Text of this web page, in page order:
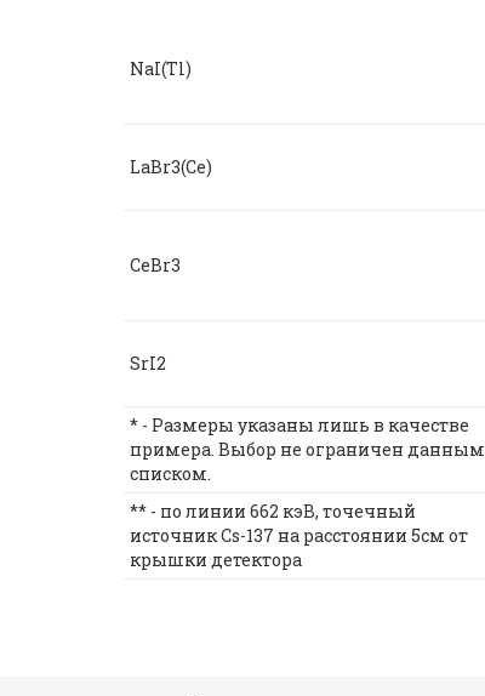
NaI(Tl)
LaBr3(Ce)
CeBr3
SrI2
* - Размеры указаны лишь в качестве
примера. Выбор не ограничен данным
списком.
** - по линии 662 кэВ, точечный
источник Cs-137 на расстоянии 5см от
крышки детектора